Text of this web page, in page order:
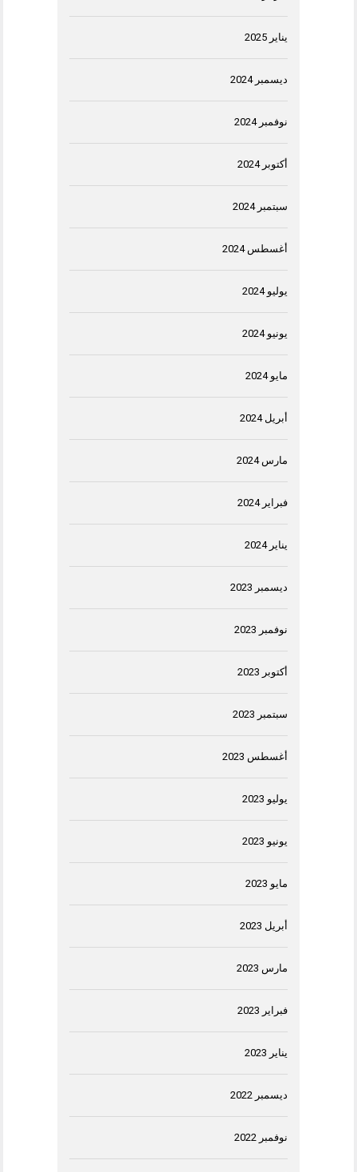
يناير 2025
ديسمبر 2024
نوفمبر 2024
أكتوبر 2024
سبتمبر 2024
أغسطس 2024
يوليو 2024
يونيو 2024
مايو 2024
أبريل 2024
مارس 2024
فبراير 2024
يناير 2024
ديسمبر 2023
نوفمبر 2023
أكتوبر 2023
سبتمبر 2023
أغسطس 2023
يوليو 2023
يونيو 2023
مايو 2023
أبريل 2023
مارس 2023
فبراير 2023
يناير 2023
ديسمبر 2022
نوفمبر 2022